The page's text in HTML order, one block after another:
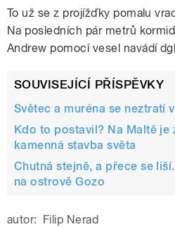
To už se z projížďky pomalu
Na posledních pár metrů
Andrew pomocí vesel navádí
SOUVISEJÍCÍ PŘÍSPĚVKY
Světec a muréna se neztratí
Kdo to postavil? Na Maltě je
kamenná stavba světa
Chutná stejně, a přece se
na ostrově Gozo
autor: Filip Nerad